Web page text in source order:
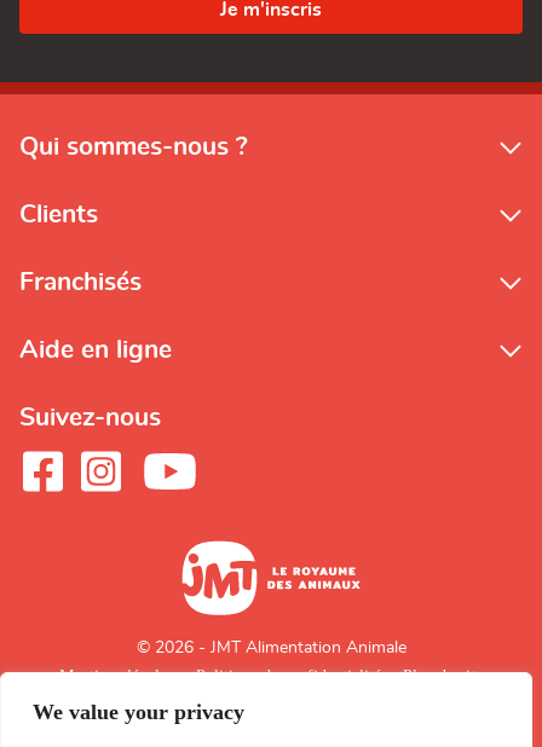
We value your privacy
Qui sommes-nous ?
Clients
Franchisés
Aide en ligne
Suivez-nous
© 2026 - JMT Alimentation Animale
Mentions légales Politique de confidentialité Plan du site